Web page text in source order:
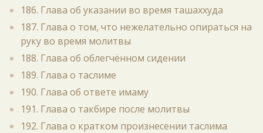
186. Глава об указании во время ташаххуда
187. Глава о том, что нежелательно опираться на
руку во время молитвы
188. Глава об облегчённом сидении
189. Глава о таслиме
190. Глава об ответе имаму
191. Глава о такбире после молитвы
192. Глава о кратком произнесении таслима